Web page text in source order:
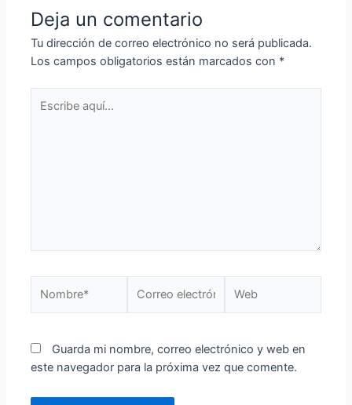
Deja un comentario
Tu dirección de correo electrónico no será publicada.
Los campos obligatorios están marcados con *
Guarda mi nombre, correo electrónico y web en
este navegador para la próxima vez que comente.